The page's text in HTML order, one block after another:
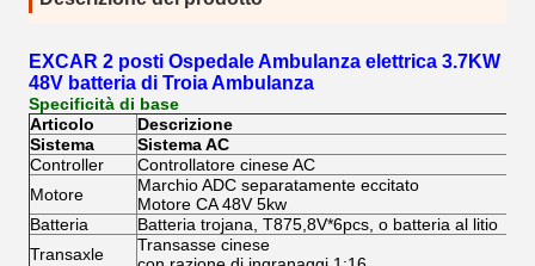
EXCAR 2 posti Ospedale Ambulanza elettrica 3.7KW
48V batteria di Troia Ambulanza
Specificità di base
Articolo
Descrizione
Sistema
Sistema AC
Controller
Controllatore cinese AC
Motore
Marchio ADC separatamente eccitato
Motore CA 48V 5kw
Batteria
Batteria trojana, T875,8V*6pcs, o batteria al litio
Transaxle
Transasse cinese